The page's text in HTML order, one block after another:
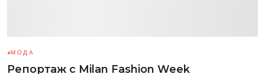
МОДА
Репортаж с Milan Fashion Week